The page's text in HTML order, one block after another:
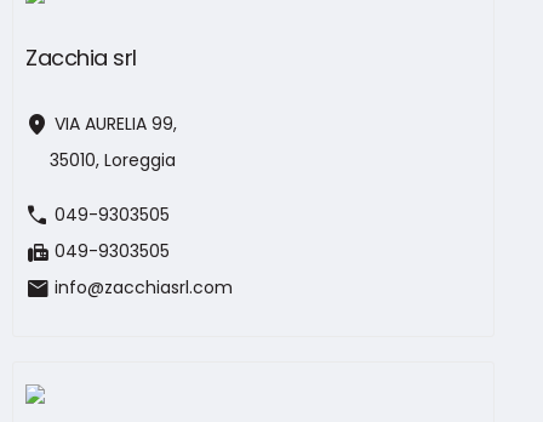
Zacchia srl
location_on VIA AURELIA 99,
35010, Loreggia
call 049-9303505
fax 049-9303505
mail info@zacchiasrl.com